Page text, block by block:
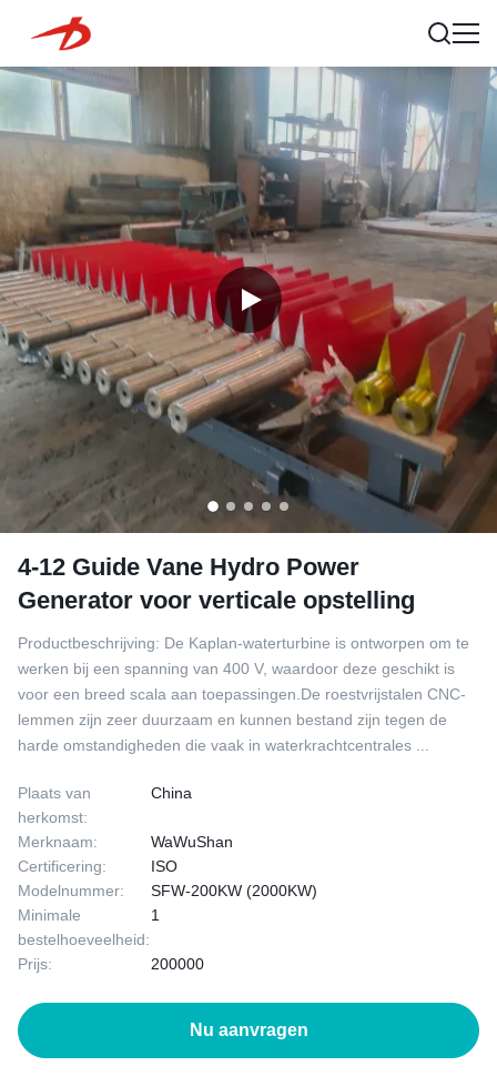
4-12 Guide Vane Hydro Power
Generator voor verticale opstelling
Productbeschrijving: De Kaplan-waterturbine is ontworpen om te
werken bij een spanning van 400 V, waardoor deze geschikt is
voor een breed scala aan toepassingen.De roestvrijstalen CNC-
lemmen zijn zeer duurzaam en kunnen bestand zijn tegen de
harde omstandigheden die vaak in waterkrachtcentrales ...
Plaats van
herkomst:
China
Merknaam:
WaWuShan
Certificering:
ISO
Modelnummer:
SFW-200KW (2000KW)
Minimale
bestelhoeveelheid:
1
Prijs: 200000
Nu aanvragen